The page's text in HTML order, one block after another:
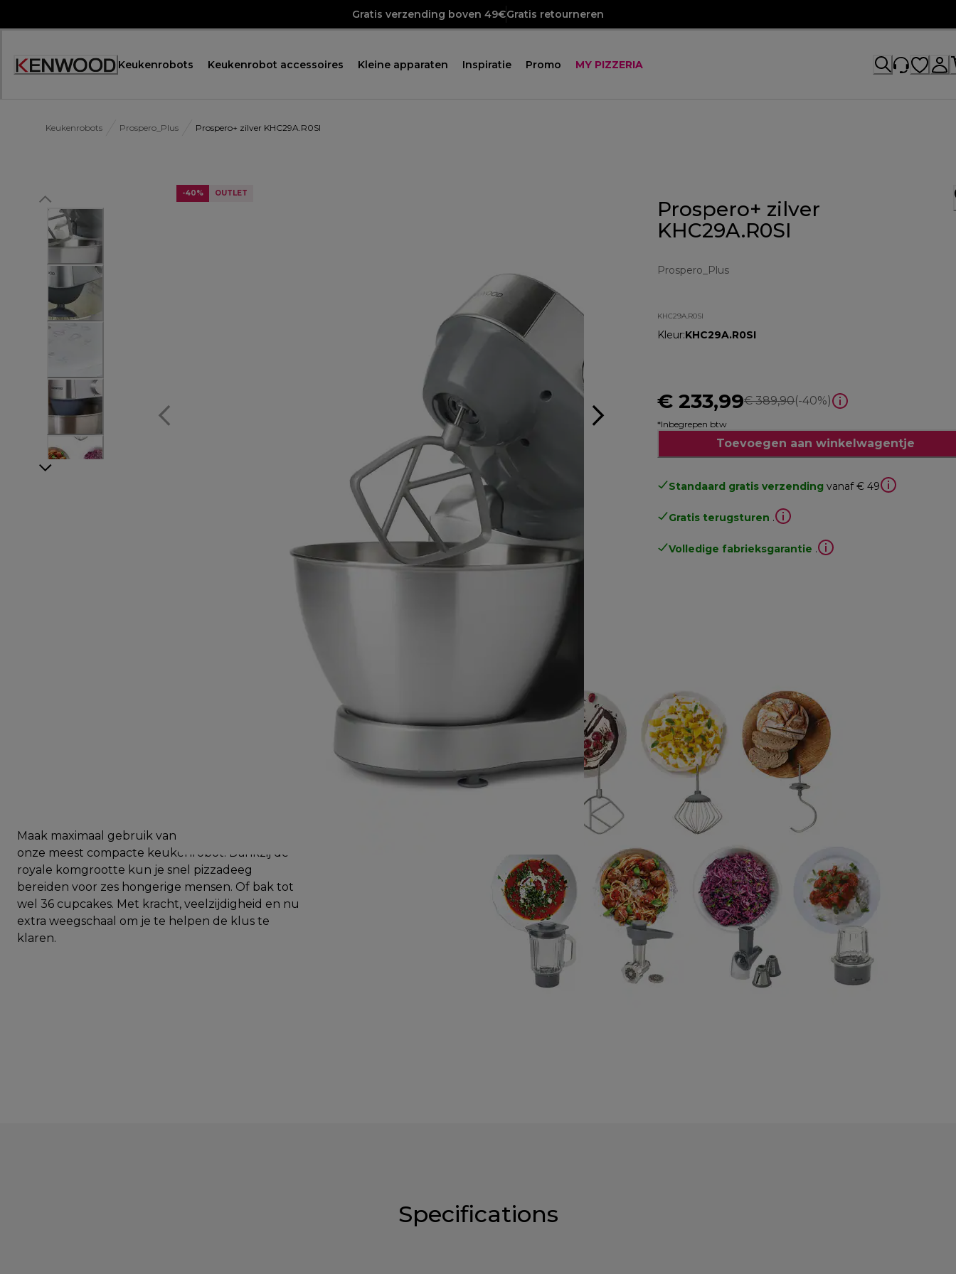
Gratis verzending boven 49€Gratis retourneren
Accessibility
Keukenrobots Keukenrobot accessoires Kleine apparaten Inspiratie Promo MY PIZZERIA
Keukenrobots Prospero_Plus Prospero+ zilver KHC29A.R0SI
-40% OUTLET
Prospero+ zilver
KHC29A.R0SI
Prospero_Plus
KHC29A.R0SI
Kleur:KHC29A.R0SI
€ 233,99€ 389,90originele prijs € 389,90
(-40%)
*Inbegrepen btw
Toevoegen aan winkelwagentje
Standaard gratis verzending vanaf € 49
Gratis terugsturen .
Volledige fabrieksgarantie .
Maak maximaal gebruik van je keukenblad met
onze meest compacte keukenrobot. Dankzij de
royale komgrootte kun je snel pizzadeeg
bereiden voor zes hongerige mensen. Of bak tot
wel 36 cupcakes. Met kracht, veelzijdigheid en nu
extra weegschaal om je te helpen de klus te
klaren.
Specifications